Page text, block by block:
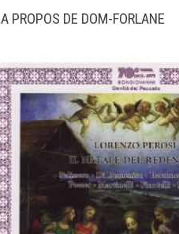
A PROPOS DE DOM-FORLANE